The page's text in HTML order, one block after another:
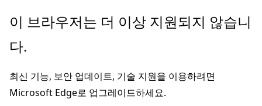
주
콘
츠
로
이 브라우저는 더 이상 지원되지 않습니
다.
최신 기능, 보안 업데이트, 기술 지원을 이용하려면
Microsoft Edge로 업그레이드하세요.